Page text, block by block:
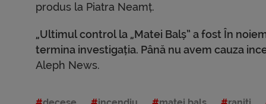
produs la Piatra Neamț.
„Ultimul control la „Matei Balș” a fost În
termina investigația. Până nu avem cauza
Aleph News.